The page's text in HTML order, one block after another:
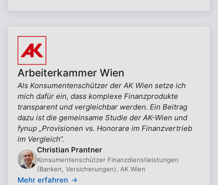
Arbeiterkammer Wien
Als Konsumentenschützer der AK Wien setze ich
mich dafür ein, dass komplexe Finanzprodukte
transparent und vergleichbar werden. Ein Beitrag
dazu ist die gemeinsame Studie der AK-Wien und
fynup „Provisionen vs. Honorare im Finanzvertrieb
im Vergleich“.
Christian Prantner
Konsumentenschützer Finanzdienstleistungen
(Banken, Versicherungen), AK Wien
Mehr erfahren